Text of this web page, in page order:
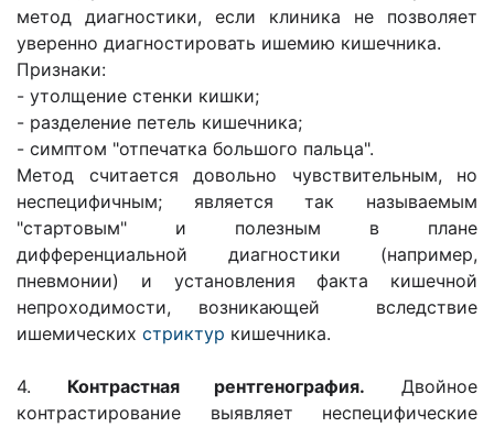
метод диагностики, если клиника не позволяет
уверенно диагностировать ишемию кишечника.
Признаки:
- утолщение стенки кишки;
- разделение петель кишечника;
- симптом "отпечатка большого пальца".
Метод считается довольно чувствительным, но
неспецифичным; является так называемым
"стартовым" и полезным в плане
дифференциальной диагностики (например,
пневмонии) и установления факта кишечной
непроходимости, возникающей вследствие
ишемических стриктур кишечника.
4. Контрастная рентгенография. Двойное
контрастирование выявляет неспецифические